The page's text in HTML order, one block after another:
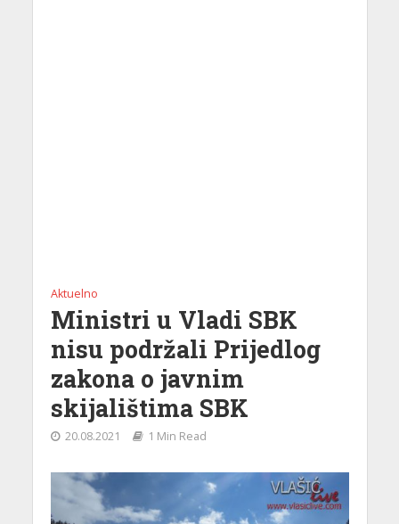
Aktuelno
Ministri u Vladi SBK
nisu podržali Prijedlog
zakona o javnim
skijalištima SBK
20.08.2021 1 Min Read